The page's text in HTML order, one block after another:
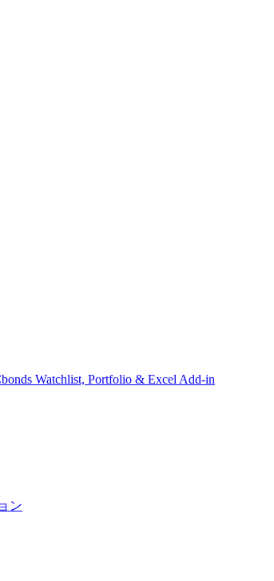
Watchlist, Portfolio & Excel Add-in
ン